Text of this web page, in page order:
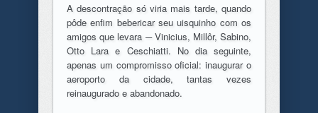
A descontração só viria mais tarde, quando
pôde enfim bebericar seu uisquinho com os
amigos que levara ─ Vinicius, Millôr, Sabino,
Otto Lara e Ceschiatti. No dia seguinte,
apenas um compromisso oficial: inaugurar o
aeroporto da cidade, tantas vezes
reinaugurado e abandonado.